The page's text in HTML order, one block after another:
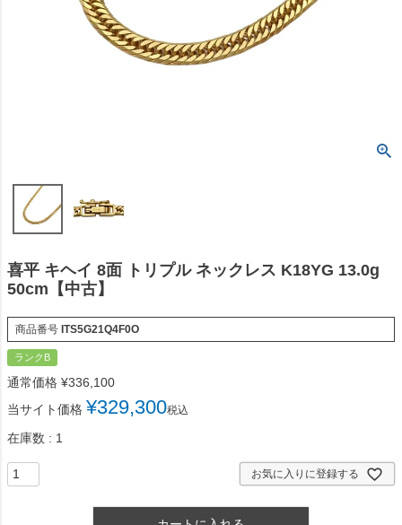
喜平 キヘイ 8面 トリプル ネックレス K18YG 13.0g
50cm【中古】
商品番号 ITS5G21Q4F0O
ランクB
通常価格 ¥336,100
当サイト価格 ¥329,300税込
在庫数 1
お気に入りに登録する